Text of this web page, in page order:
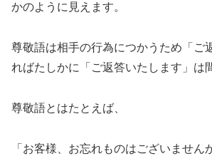
かのように見えます。
尊敬語は相手の行為につかうため「ご
ればたしかに「ご返答いたします」は
尊敬語とはたとえば、
「お客様、お忘れものはございません